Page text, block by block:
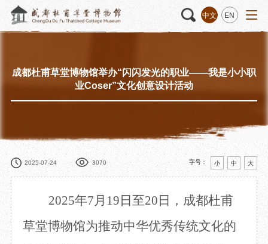
中文 EN
请
活动 “人日游草堂”系列文化活动
数字资源
捐赠名录
成都杜甫草堂博物馆举办“闪闪发光的职业——我是小小职
业Coser”文化创意设计活动
2025-07-24 3070 字号： 小 中 大
2025年7月19日至20日，成都杜甫
草堂博物馆为推动中华优秀传统文化的